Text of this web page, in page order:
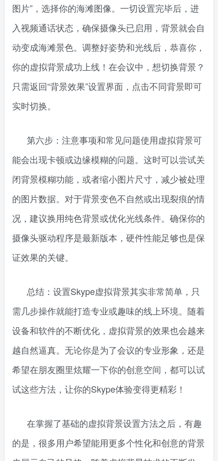
图片”，选择你的海滩图像。一切设置完毕后，进
入视频通话状态，确保摄像头已启用，背景就会自
动变成海滩景色。调整好姿势和光线后，恭喜你，
你的虚拟背景成功上线！在会议中，想切换背景？
只需返回“背景效果”设置界面，点击不同背景即可
实时切换。
第六步：注意事项和常见问题使用虚拟背景可
能会出现卡顿或边缘模糊的问题。这时可以尝试关
闭背景模糊功能，或者缩小图片尺寸，减少被处理
的图片数据。对于背景变色不自然或出现裂痕的情
况，建议换用纯色背景或优化光线条件。确保你的
摄像头驱动程序是最新版本，硬件性能足够也是保
证效果的关键。
总结：设置Skype虚拟背景其实非常简单，只
需几步操作就能打造专业或趣味的线上环境。随着
设备和软件的不断优化，虚拟背景的效果也会越来
越自然逼真。无论你是为了会议的专业形象，还是
希望在朋友圈里炫耀一下你的创意空间，都可以试
试这些方法，让你的Skype体验变得更精彩！
在掌握了基础的虚拟背景设置方法之后，有趣
的是，很多用户希望能用更多个性化和创意的背景